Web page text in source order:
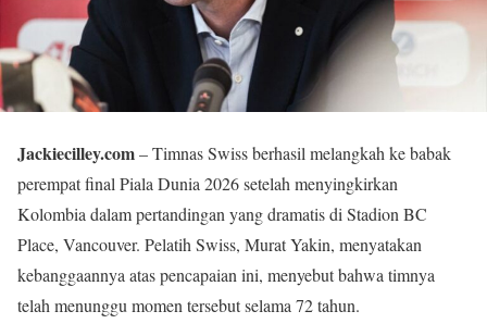
Jackiecilley.com– Timnas Swiss berhasil melangkah ke babak
perempat final Piala Dunia 2026 setelah menyingkirkan
Kolombia dalam pertandingan yang dramatis di Stadion BC
Place, Vancouver. Pelatih Swiss, Murat Yakin, menyatakan
kebanggaannya atas pencapaian ini, menyebut bahwa timnya
telah menunggu momen tersebut selama 72 tahun.